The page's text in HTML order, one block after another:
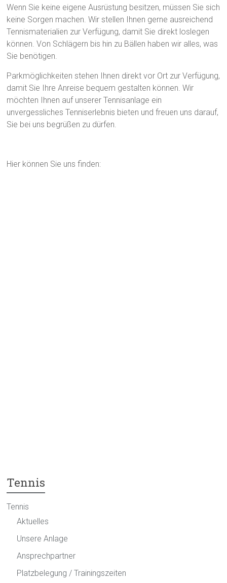
Wenn Sie keine eigene Ausrüstung besitzen, müssen Sie sich
keine Sorgen machen. Wir stellen Ihnen gerne ausreichend
Tennismaterialien zur Verfügung, damit Sie direkt loslegen
können. Von Schlägern bis hin zu Bällen haben wir alles, was
Sie benötigen.
Parkmöglichkeiten stehen Ihnen direkt vor Ort zur Verfügung,
damit Sie Ihre Anreise bequem gestalten können. Wir
möchten Ihnen auf unserer Tennisanlage ein
unvergessliches Tenniserlebnis bieten und freuen uns darauf,
Sie bei uns begrüßen zu dürfen.
Hier können Sie uns finden:
Tennis
Tennis
Aktuelles
Unsere Anlage
Ansprechpartner
Platzbelegung / Trainingszeiten